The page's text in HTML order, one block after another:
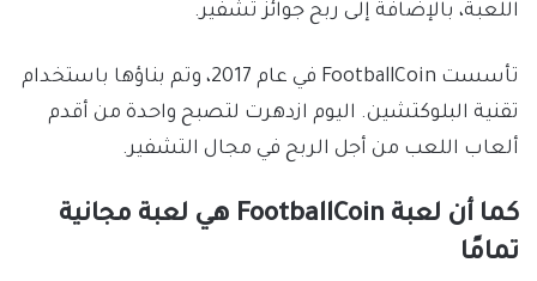
اللعبة، بالإضافة إلى ربح جوائز تشفير.
تأسست FootballCoin في عام 2017، وتم بناؤها باستخدام
تقنية البلوكتشين. اليوم ازدهرت لتصبح واحدة من أقدم
ألعاب اللعب من أجل الربح في مجال التشفير.
كما أن لعبة FootballCoin هي لعبة مجانية
تمامًا